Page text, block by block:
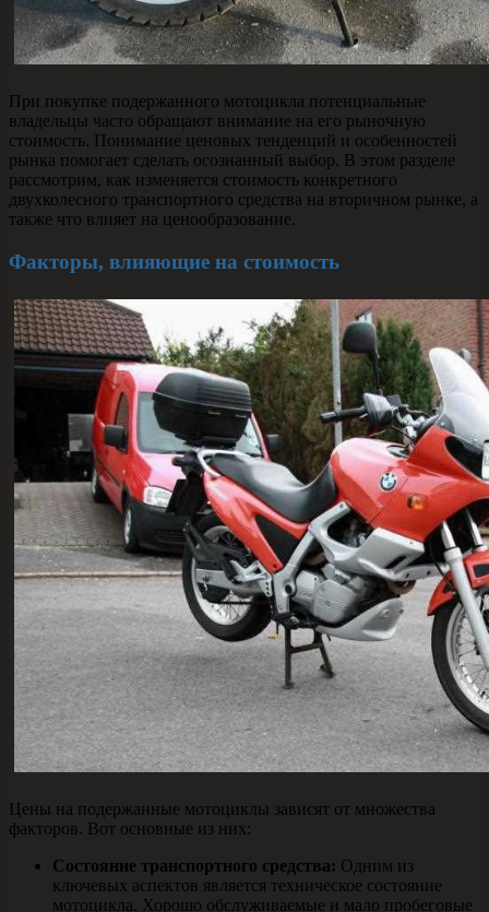
При покупке подержанного мотоцикла потенциальные
владельцы часто обращают внимание на его рыночную
стоимость. Понимание ценовых тенденций и особенностей
рынка помогает сделать осознанный выбор. В этом разделе
рассмотрим, как изменяется стоимость конкретного
двухколесного транспортного средства на вторичном рынке, а
также что влияет на ценообразование.
Факторы, влияющие на стоимость
Цены на подержанные мотоциклы зависят от множества
факторов. Вот основные из них:
Состояние транспортного средства: Одним из
ключевых аспектов является техническое состояние
мотоцикла. Хорошо обслуживаемые и мало пробеговые